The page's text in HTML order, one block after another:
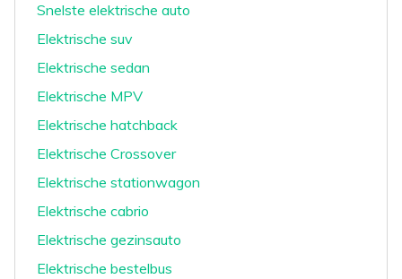
Snelste elektrische auto
Elektrische suv
Elektrische sedan
Elektrische MPV
Elektrische hatchback
Elektrische Crossover
Elektrische stationwagon
Elektrische cabrio
Elektrische gezinsauto
Elektrische bestelbus